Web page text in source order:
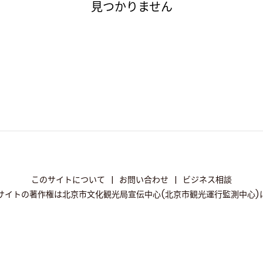
見つかりません
このサイトについて | お問い合わせ |
ビジネス相談
イトの著作権は北京市文化観光局宣伝中心(北京市観光運行監測中心)